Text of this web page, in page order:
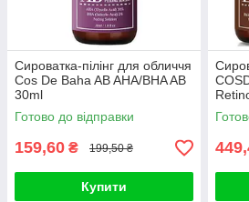
Сироватка-пілінг для обличчя
Cos De Baha AB AHA/BHA AB
30ml
Готово до відправки
159,60 ₴ 199,50 ₴
Купити